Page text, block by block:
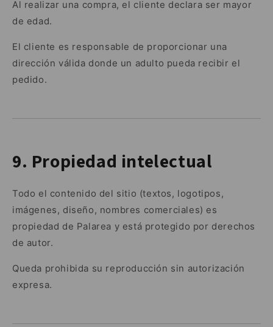
Al realizar una compra, el cliente declara ser mayor
de edad.
El cliente es responsable de proporcionar una
dirección válida donde un adulto pueda recibir el
pedido.
9. Propiedad intelectual
Todo el contenido del sitio (textos, logotipos,
imágenes, diseño, nombres comerciales) es
propiedad de Palarea y está protegido por derechos
de autor.
Queda prohibida su reproducción sin autorización
expresa.